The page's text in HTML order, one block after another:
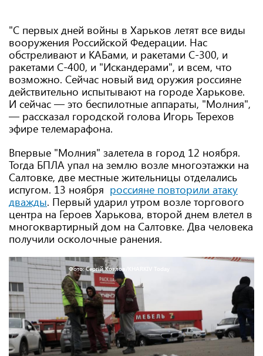
"С первых дней войны в Харьков летят все виды
вооружения Российской Федерации. Нас
обстреливают и КАБами, и ракетами С-300, и
ракетами С-400, и "Искандерами", и всем, что
возможно. Сейчас новый вид оружия россияне
действительно испытывают на городе Харькове.
И сейчас — это беспилотные аппараты, "Молния",
— рассказал городской голова Игорь Терехов
эфире телемарафона.
Впервые "Молния" залетела в город 12 ноября.
Тогда БПЛА упал на землю возле многоэтажки на
Салтовке, две местные жительницы отделались
испугом. 13 ноября россияне повторили атаку
дважды. Первый ударил утром возле торгового
центра на Героев Харькова, второй днем ​​влетел в
многоквартирный дом на Салтовке. Два человека
получили осколочные ранения.
Фото: Сергій Козлов/KHARKIV Today